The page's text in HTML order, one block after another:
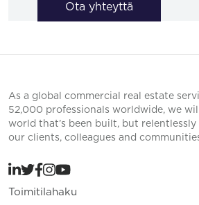
Ota yhteyttä
As a global commercial real estate
52,000 professionals worldwide, we
world that’s been built, but
our clients, colleagues and
Toimitilahaku